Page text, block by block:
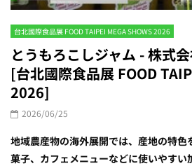
台北國際食品展 FOOD TAIPEI MEGA SHOWS 2026
とうもろこしジャム - 株式
[台北國際食品展 FOOD
2026]
2026/06/25
地域農産物の海外展開では、産地の特色
菓子、カフェメニューなどに使いやすい